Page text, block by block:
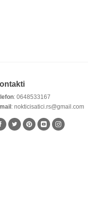
: 0648533167
: nokticisatici.rs@gmail.com